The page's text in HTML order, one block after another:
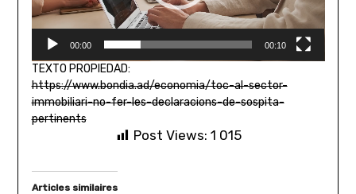
00:00 00:10
TEXTO PROPIEDAD:
https://www.bondia.ad/economia/toc-al-sector-
immobiliari-no-fer-les-declaracions-de-sospita-
pertinents
Post Views: 1 015
Articles similaires